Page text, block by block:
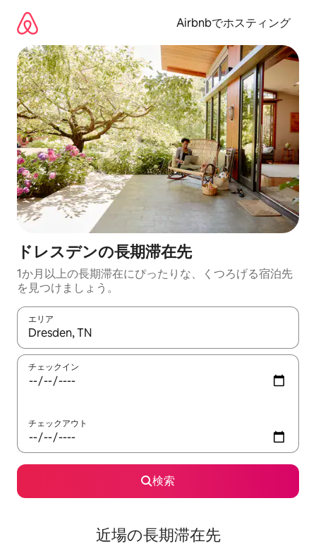
Airbnbでホスティング
ドレスデンの長期滞在先
1か月以上の長期滞在にぴったりな、くつろげる宿泊先
を見つけましょう。
エリア
検索結果が表示されたら、上下の矢印キーを使って移動するか
チェックイン
チェックアウト
検索
近場の長期滞在先